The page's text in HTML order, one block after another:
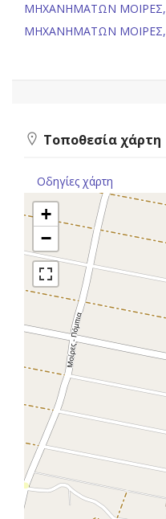
ΜΗΧΑΝΗΜΑΤΩΝ ΜΟΙΡΕΣ,
ΜΗΧΑΝΗΜΑΤΩΝ ΜΟΙΡΕΣ,
Τοποθεσία χάρτη
Οδηγίες χάρτη
+
−